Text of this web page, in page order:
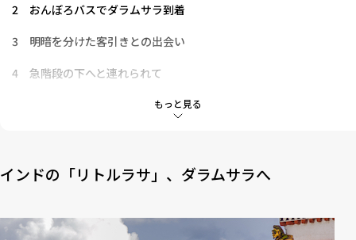
もっと見る
2
おんぼろバスでダラムサラ到着
3
明暗を分けた客引きとの出会い
4
急階段の下へと連れられて
Wifiどころかシャワーすらない！
7
渡りに船の出会い
9
旅の出来事は自分の「選択」次第
インドの「リトルラサ」、ダラムサラへ